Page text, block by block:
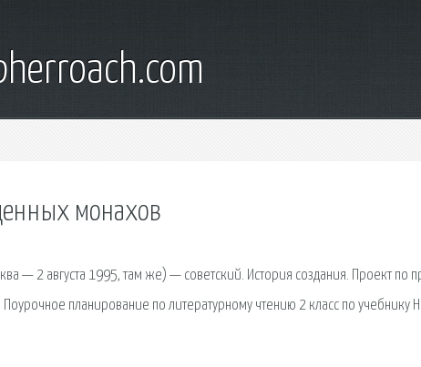
монахов
— 2 августа 1995, там же) — советский. История создания. Проект по
планирование по литературному чтению 2 класс по учебнику